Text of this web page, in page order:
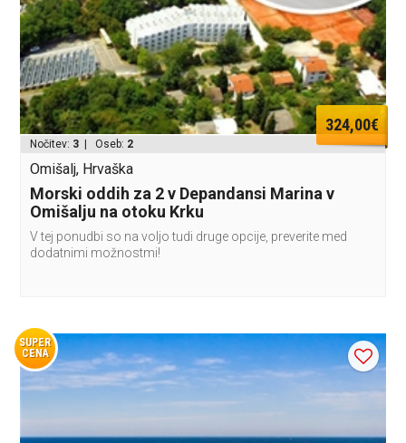
324,00€
Nočitev: 3 | Oseb: 2
Omišalj, Hrvaška
Morski oddih za 2 v Depandansi Marina v
Omišalju na otoku Krku
V tej ponudbi so na voljo tudi druge opcije, preverite med
dodatnimi možnostmi!
SUPER
CENA